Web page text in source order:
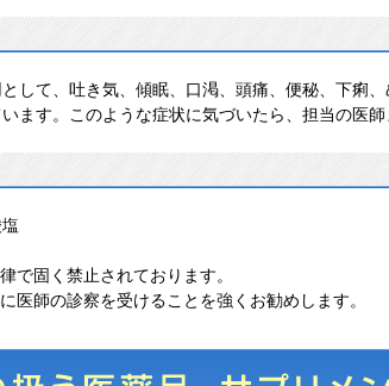
して、吐き気、傾眠、口渇、頭痛、便秘、下痢
ます。このような症状に気づいたら、担当の医師
で固く禁止されております。
医師の診察を受けることを強くお勧めします。